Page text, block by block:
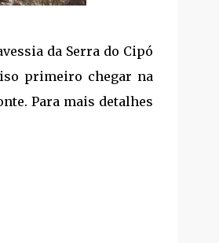
da Serra do Cipó
primeiro chegar na
Para mais detalhes